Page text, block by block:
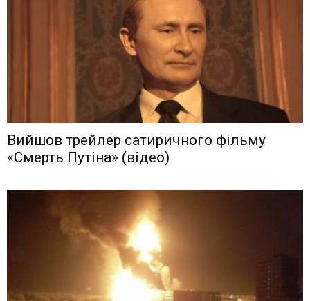
Вийшов трейлер сатиричного фільму
«Смерть Путіна» (відео)